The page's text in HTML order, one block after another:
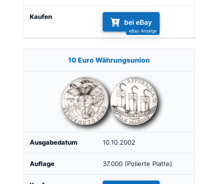
bei eBay
10 Euro Währungsunion
10.10.2002
37.000 (Polierte Platte)